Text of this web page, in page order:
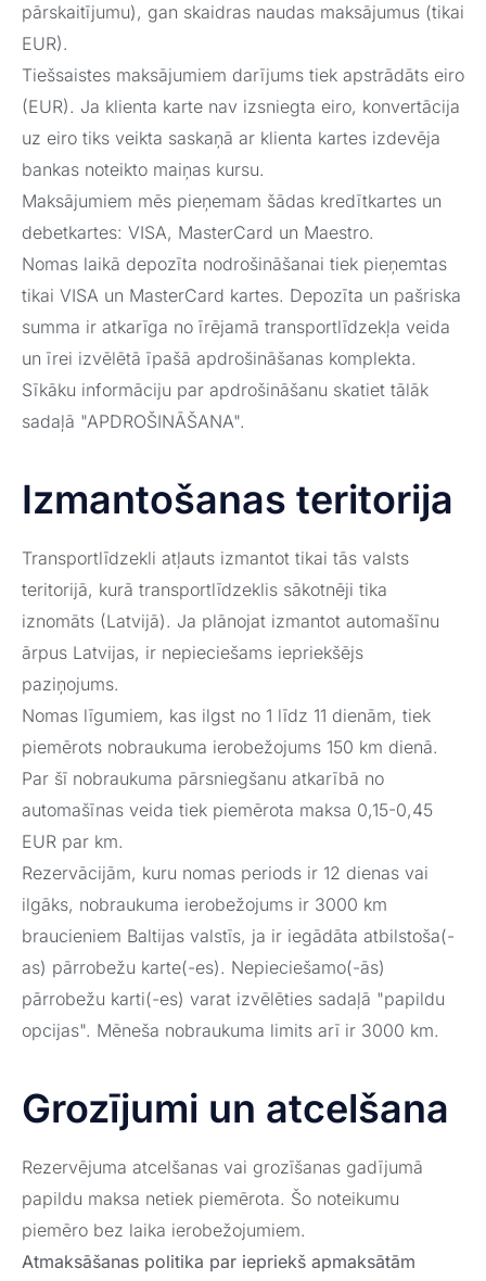
pārskaitījumu), gan skaidras naudas maksājumus (tikai
EUR).
Tiešsaistes maksājumiem darījums tiek apstrādāts eiro
(EUR). Ja klienta karte nav izsniegta eiro, konvertācija
uz eiro tiks veikta saskaņā ar klienta kartes izdevēja
bankas noteikto maiņas kursu.
Maksājumiem mēs pieņemam šādas kredītkartes un
debetkartes: VISA, MasterCard un Maestro.
Nomas laikā depozīta nodrošināšanai tiek pieņemtas
tikai VISA un MasterCard kartes. Depozīta un pašriska
summa ir atkarīga no īrējamā transportlīdzekļa veida
un īrei izvēlētā īpašā apdrošināšanas komplekta.
Sīkāku informāciju par apdrošināšanu skatiet tālāk
sadaļā "APDROŠINĀŠANA".
Izmantošanas teritorija
Transportlīdzekli atļauts izmantot tikai tās valsts
teritorijā, kurā transportlīdzeklis sākotnēji tika
iznomāts (Latvijā). Ja plānojat izmantot automašīnu
ārpus Latvijas, ir nepieciešams iepriekšējs
paziņojums.
Nomas līgumiem, kas ilgst no 1 līdz 11 dienām, tiek
piemērots nobraukuma ierobežojums 150 km dienā.
Par šī nobraukuma pārsniegšanu atkarībā no
automašīnas veida tiek piemērota maksa 0,15-0,45
EUR par km.
Rezervācijām, kuru nomas periods ir 12 dienas vai
ilgāks, nobraukuma ierobežojums ir 3000 km
braucieniem Baltijas valstīs, ja ir iegādāta atbilstoša(-
as) pārrobežu karte(-es). Nepieciešamo(-ās)
pārrobežu karti(-es) varat izvēlēties sadaļā "papildu
opcijas". Mēneša nobraukuma limits arī ir 3000 km.
Grozījumi un atcelšana
Rezervējuma atcelšanas vai grozīšanas gadījumā
papildu maksa netiek piemērota. Šo noteikumu
piemēro bez laika ierobežojumiem.
Atmaksāšanas politika par iepriekš apmaksātām